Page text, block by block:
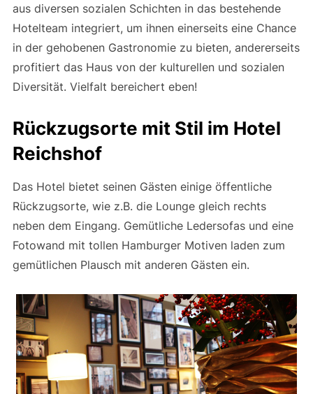
aus diversen sozialen Schichten in das bestehende
Hotelteam integriert, um ihnen einerseits eine Chance
in der gehobenen Gastronomie zu bieten, andererseits
profitiert das Haus von der kulturellen und sozialen
Diversität. Vielfalt bereichert eben!
Rückzugsorte mit Stil im Hotel
Reichshof
Das Hotel bietet seinen Gästen einige öffentliche
Rückzugsorte, wie z.B. die Lounge gleich rechts
neben dem Eingang. Gemütliche Ledersofas und eine
Fotowand mit tollen Hamburger Motiven laden zum
gemütlichen Plausch mit anderen Gästen ein.